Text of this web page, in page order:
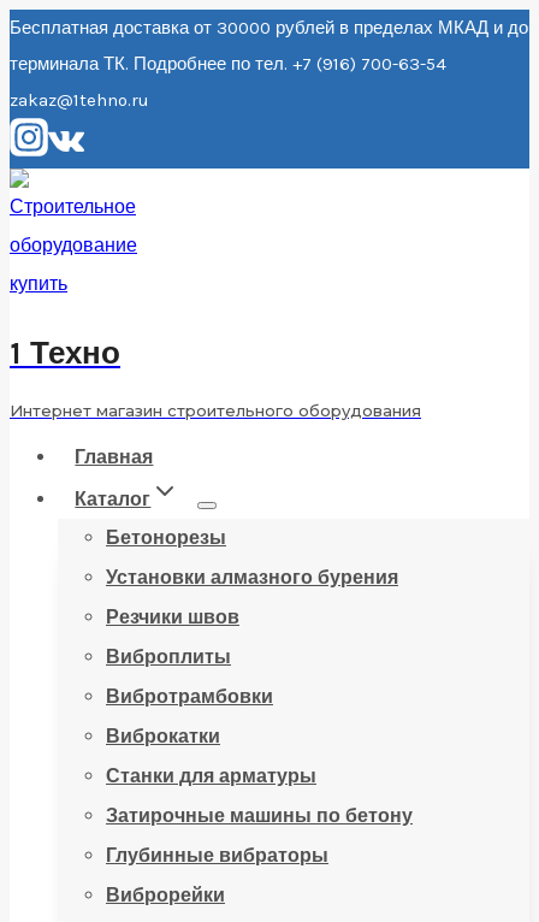
Перейти
к
содержанию
Бесплатная доставка от 30000 рублей в пределах МКАД и до
терминала ТК. Подробнее по тел. +7 (916) 700-63-54
zakaz@1tehno.ru
1 Техно
Интернет магазин строительного оборудования
Главная
Каталог
Бетонорезы
Установки алмазного бурения
Резчики швов
Виброплиты
Вибротрамбовки
Виброкатки
Станки для арматуры
Затирочные машины по бетону
Глубинные вибраторы
Виброрейки